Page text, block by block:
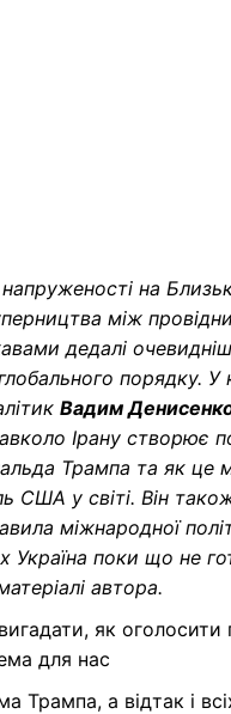
напруженості на
між
дедалі
порядку. У
Вадим
Ірану створює
Трампа та як це
США у світі. Він
міжнародної
Україна поки що не
автора.
як оголосити
для нас
Трампа, а відтак і